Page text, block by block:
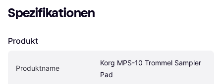
Spezifikationen
Produkt
Produktname
Korg MPS-10 Trommel Sampler
Pad